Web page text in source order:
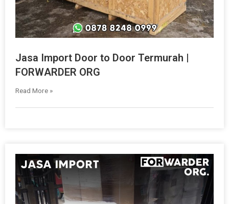
Jasa Import Door to Door Termurah |
FORWARDER ORG
Read More »